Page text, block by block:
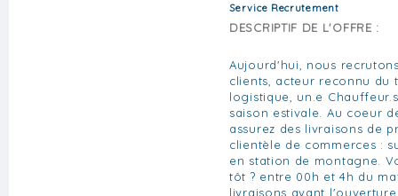
Service Recrutement
DESCRIPTIF DE L'OFFRE :
Aujourd'hui, nous
clients, acteur reconnu du
logistique, un.e
saison estivale. Au coeur
assurez des livraisons de
clientèle de commerces :
en station de montagne.
tôt ? entre 00h et 4h du
livraisons avant